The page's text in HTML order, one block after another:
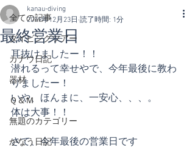
全ての記事
ダイビングツアー
カナウ日記
器材
Ｑ＆Ｍ
無題のカテゴリー
かなう日記
最終営業日
kanau-diving
2019年12月23日 読了時間: 1分
耳抜けましたー！！
潜れるって幸せやで、今年最後に教わ
りましたー！
いや、ほんまに、一安心、、、。
体は大事！！
さて、今年最後の営業日です